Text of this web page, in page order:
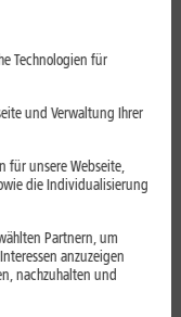
Was
geändert
Das Galaxy Z
Wir
Neuerungen im
Technologien für
und Verwaltung Ihrer
für unsere Webseite,
die Individualisierung
Partnern, um
anzuzeigen
nachzuhalten und